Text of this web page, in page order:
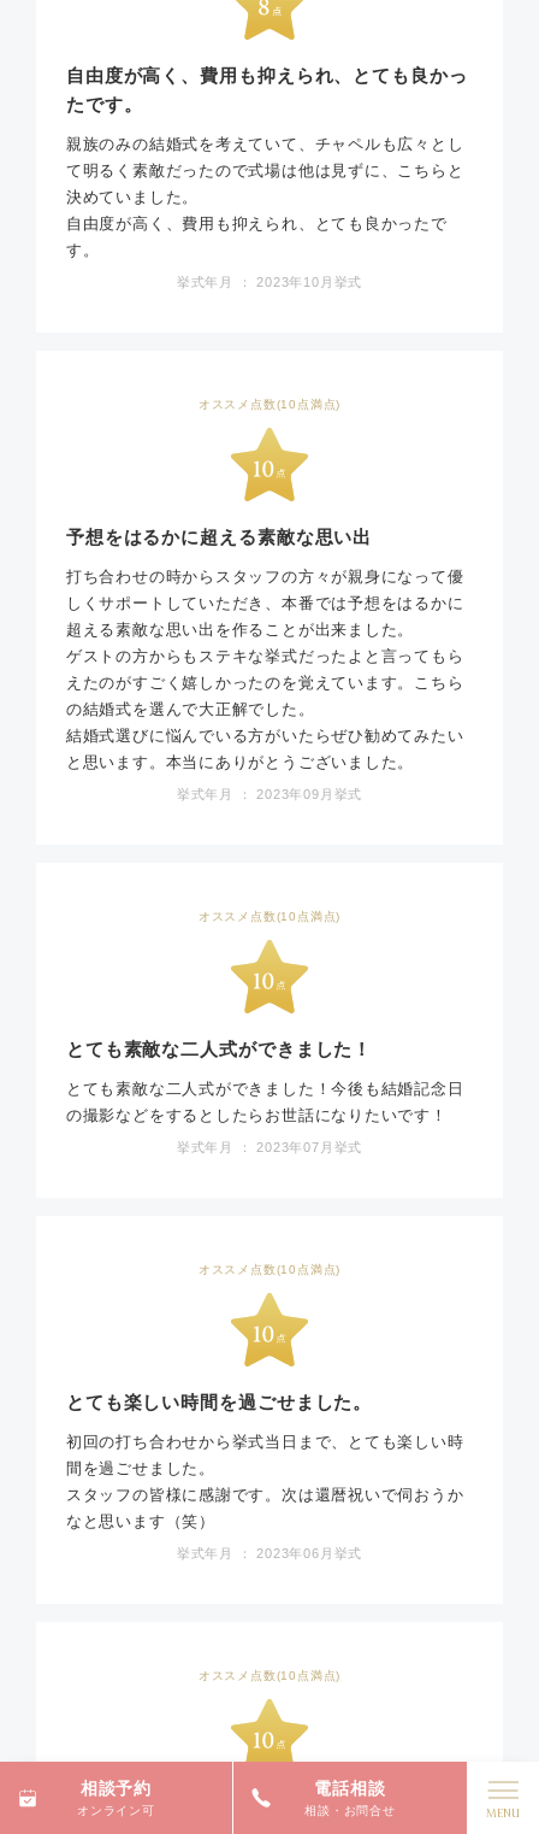
自由度が高く、費用も抑えられ、とても良かっ
たです。
親族のみの結婚式を考えていて、チャペルも広々とし
て明るく素敵だったので式場は他は見ずに、こちらと
決めていました。
自由度が高く、費用も抑えられ、とても良かったで
す。
挙式年月 ： 2023年10月挙式
オススメ点数(10点満点)
予想をはるかに超える素敵な思い出
打ち合わせの時からスタッフの方々が親身になって優
しくサポートしていただき、本番では予想をはるかに
超える素敵な思い出を作ることが出来ました。
ゲストの方からもステキな挙式だったよと言ってもら
えたのがすごく嬉しかったのを覚えています。こちら
の結婚式を選んで大正解でした。
結婚式選びに悩んでいる方がいたらぜひ勧めてみたい
と思います。本当にありがとうございました。
挙式年月 ： 2023年09月挙式
オススメ点数(10点満点)
とても素敵な二人式ができました！
とても素敵な二人式ができました！今後も結婚記念日
の撮影などをするとしたらお世話になりたいです！
挙式年月 ： 2023年07月挙式
オススメ点数(10点満点)
とても楽しい時間を過ごせました。
初回の打ち合わせから挙式当日まで、とても楽しい時
間を過ごせました。
スタッフの皆様に感謝です。次は還暦祝いで伺おうか
なと思います（笑）
挙式年月 ： 2023年06月挙式
オススメ点数(10点満点)
おまかせできて、とても助かりました。
相談予約
オンライン可
電話相談
相談・お問合せ